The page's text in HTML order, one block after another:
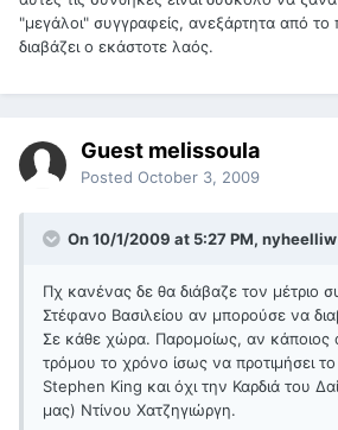
"μεγάλοι" συγγραφείς, ανεξάρτητα από το
διαβάζει ο εκάστοτε λαός.
Guest melissoula
Posted October 3, 2009
On 10/1/2009 at 5:27 PM,
Πχ κανένας δε θα διάβαζε τον μέτριο
Στέφανο Βασιλείου αν μπορούσε να
Σε κάθε χώρα. Παρομοίως, αν κάποιος
τρόμου το χρόνο ίσως να προτιμήσει το
Stephen King και όχι την Καρδιά του
μας) Ντίνου Χατζηγιώργη.